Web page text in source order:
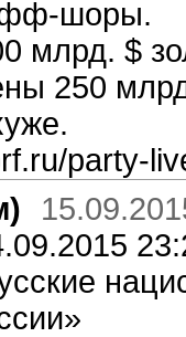
шоры.
млрд. $
250
party-